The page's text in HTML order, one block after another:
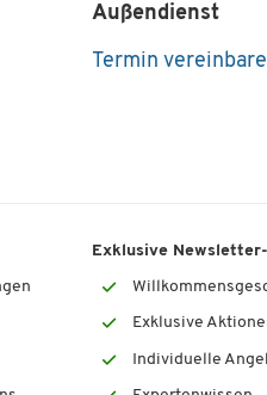
Außendienst
Termin
Exklusive
Exklusive
Individuelle